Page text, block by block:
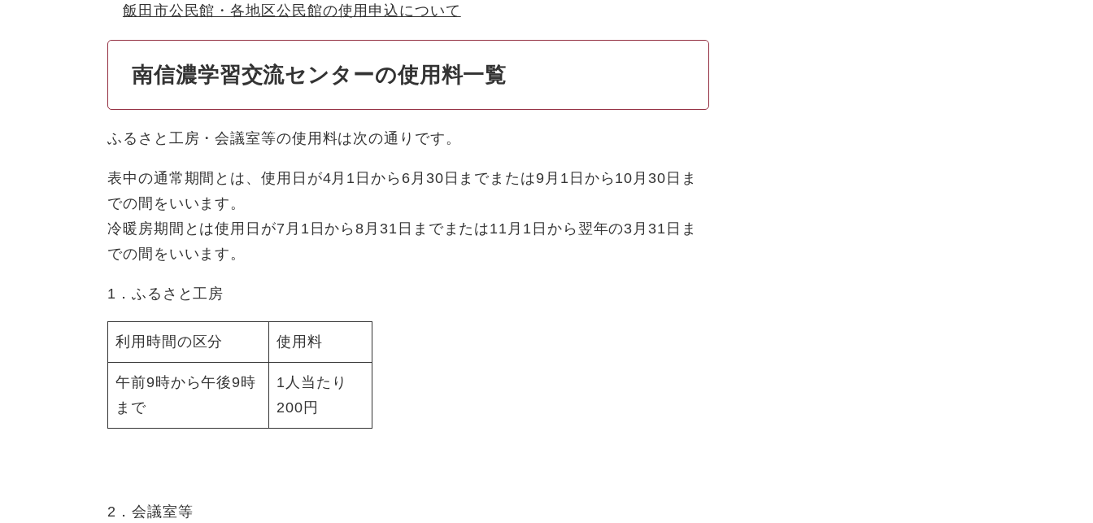
飯田市公民館・各地区公民館の使用申込について
南信濃学習交流センターの使用料一覧
ふるさと工房・会議室等の使用料は次の通りです。
表中の通常期間とは、使用日が4月1日から6月30日までまたは9月1日から10月30日ま
での間をいいます。
冷暖房期間とは使用日が7月1日から8月31日までまたは11月1日から翌年の3月31日ま
での間をいいます。
1．ふるさと工房
利用時間の区分 使用料
午前9時から午後9時
まで
1人当たり
200円
2．会議室等